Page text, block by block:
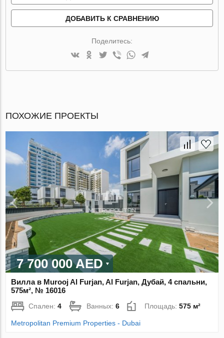
ДОБАВИТЬ К СРАВНЕНИЮ
Поделитесь:
ПОХОЖИЕ ПРОЕКТЫ
7 700 000 AED
Вилла в Murooj Al Furjan, Al Furjan, Дубай, 4 спальни,
575м², № 16016
Спален:4 Ванных:6 Площадь:575 м²
Metropolitan Premium Properties - Dubai